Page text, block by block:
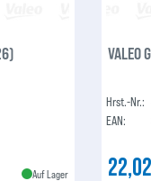
Auf Lager
Hrst.-Nr.:
EAN: